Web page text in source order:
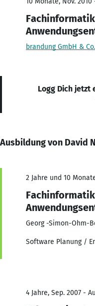
brandung GmbH &
Logg Dich jetzt
Ausbildung von David
2 Jahre und 10
Georg -Simon-Ohm-
Software Planung /
4 Jahre, Sep. 2007 -